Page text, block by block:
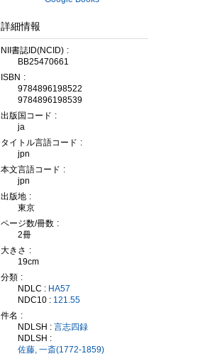
詳細情報
NII書誌ID(NCID)
BB25470661
ISBN
9784896198522
9784896198539
出版国コード
ja
タイトル言語コード
jpn
本文言語コード
jpn
出版地
東京
ページ数/冊数
2冊
大きさ
19cm
分類
NDLC : HA57
NDC10 : 121.55
件名
NDLSH : 言志四録
NDLSH :
佐藤, 一斎(1772-1859)